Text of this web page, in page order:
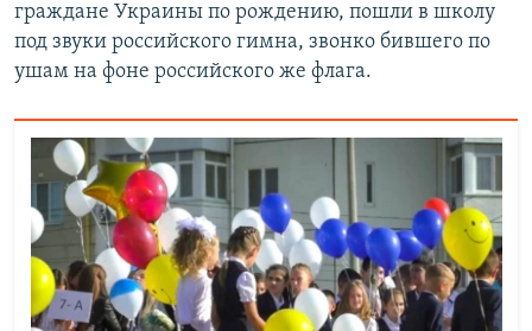
граждане Украины по рождению, пошли в школу
под звуки российского гимна, звонко бившего по
ушам на фоне российского же флага.